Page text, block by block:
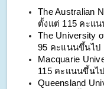
The Australian
ตั้งแต่ 115 คะแน
The University
95 คะแนนขึ้นไป
Macquarie
115 คะแนนขึ้นไป
Queensland